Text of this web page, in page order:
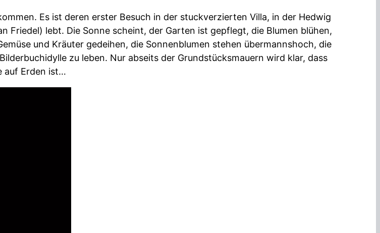
Es ist deren erster Besuch in der stuckverzierten Villa, in der Hedwig
Friedel) lebt. Die Sonne scheint, der Garten ist gepflegt, die Blumen blühen,
und Kräuter gedeihen, die Sonnenblumen stehen übermannshoch, die
zu leben. Nur abseits der Grundstücksmauern wird klar, dass
auf Erden ist…